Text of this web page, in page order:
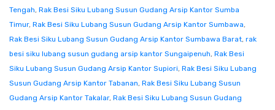
Tengah, Rak Besi Siku Lubang Susun Gudang Arsip Kantor Sumba
Timur, Rak Besi Siku Lubang Susun Gudang Arsip Kantor Sumbawa,
Rak Besi Siku Lubang Susun Gudang Arsip Kantor Sumbawa Barat, rak
besi siku lubang susun gudang arsip kantor Sungaipenuh, Rak Besi
Siku Lubang Susun Gudang Arsip Kantor Supiori, Rak Besi Siku Lubang
Susun Gudang Arsip Kantor Tabanan, Rak Besi Siku Lubang Susun
Gudang Arsip Kantor Takalar, Rak Besi Siku Lubang Susun Gudang